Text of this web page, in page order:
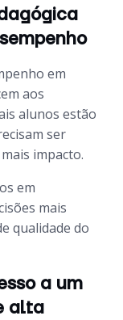
em
aos
alunos estão
ser
impacto.
em
mais
qualidade do
a um
alta